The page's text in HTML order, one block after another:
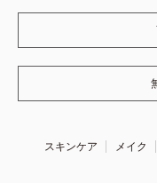
スキンケア メイク